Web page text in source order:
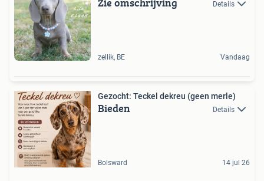
Details
zellik, BE Vandaag
Gezocht: Teckel dekreu (geen merle)
Bieden Details
Bolsward 14 jul 26